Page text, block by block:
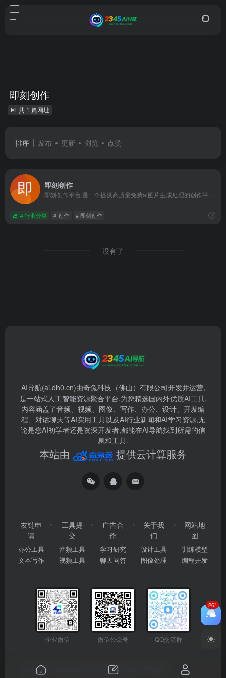
即刻创作
共 1 篇网址
排序 发布 更新 浏览 点赞
即刻创作
AI行业分类 # 创作 # 即刻创作
没有了
AI导航(ai.dh0.cn)由奇兔科技（佛山）有限公司开发并运营,
是一站式人工智能资源聚合平台,为您精选国内外优质AI工具,
内容涵盖了音频、视频、图像、写作、办公、设计、开发编
程、对话聊天等AI实用工具以及AI行业新闻和AI学习资源,无
论是您AI初学者还是资深开发者,都能在AI导航找到所需的信
息和工具.
本站由 提供云计算服务
友链申
请
办公工具
文本写作
工具提
交
音频工具
视频工具
广告合
作
学习研究
聊天问答
关于我
们
设计工具
图像处理
网站地
图
训练模型
编程开发
企业微信 微信公众号 QQ交流群
Copyright © 2026 粤ICP备2024177666号
26°